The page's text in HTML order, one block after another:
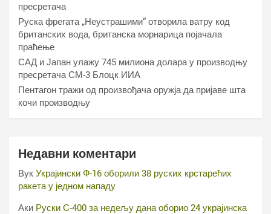
пресретача
Руска фрегата „Неустрашими“ отворила ватру код
британских вода, британска морнарица појачала
праћење
САД и Јапан улажу 745 милиона долара у производњу
пресретача СМ-3 Блоцк ИИА
Пентагон тражи од произвођача оружја да пријаве шта
кочи производњу
Недавни коментари
Вук Украјински Ф-16 оборили 38 руских крстарећих
ракета у једном нападу
Аки Руски С-400 за недељу дана оборио 24 украјинска